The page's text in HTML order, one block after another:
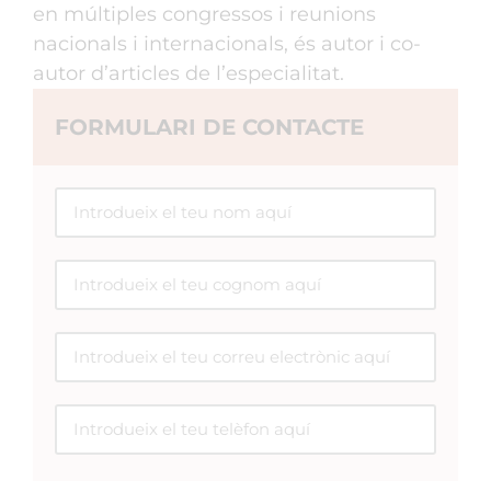
en múltiples congressos i reunions
nacionals i internacionals, és autor i co-
autor d’articles de l’especialitat.
FORMULARI DE CONTACTE